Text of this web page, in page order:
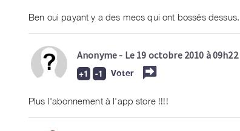
Ben oui payant y a des mecs qui ont bossés dessus...
Anonyme - Le 19 octobre 2010 à 09h22
Voter
Plus l'abonnement à l'app store !!!!